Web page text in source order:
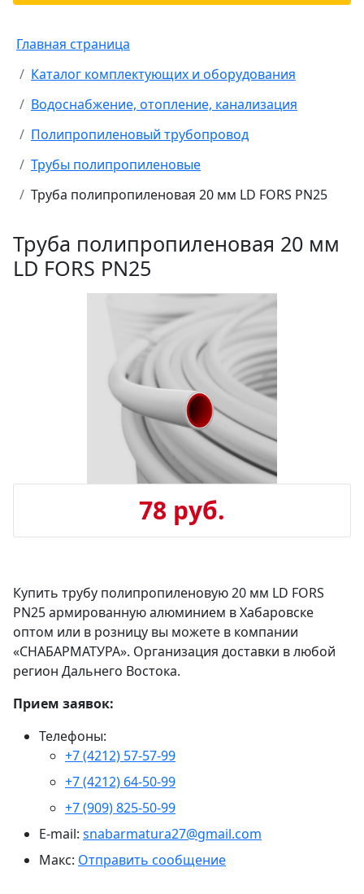
Главная страница
Каталог комплектующих и оборудования
Водоснабжение, отопление, канализация
Полипропиленовый трубопровод
Трубы полипропиленовые
Труба полипропиленовая 20 мм LD FORS PN25
Труба полипропиленовая 20 мм
LD FORS PN25
78 руб.
Купить трубу полипропиленовую 20 мм LD FORS
PN25 армированную алюминием в Хабаровске
оптом или в розницу вы можете в компании
«СНАБАРМАТУРА». Организация доставки в любой
регион Дальнего Востока.
Прием заявок:
Телефоны:
+7 (4212) 57-57-99
+7 (4212) 64-50-99
+7 (909) 825-50-99
E-mail: snabarmatura27@gmail.com
Макс: Отправить сообщение